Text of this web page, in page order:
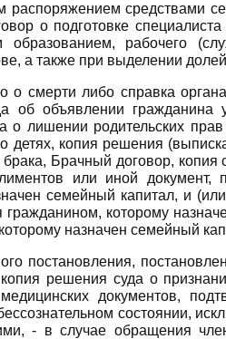
распоряжением средствами
о подготовке
образованием, рабочего
а также при выделении
о смерти либо справка
об объявлении гражданина
о лишении родительских
детях, копия решения
Брачный договор,
или иной документ,
семейный капитал, и
которому
назначен семейный
постановления,
решения суда о
документов,
состоянии,
- в случае обращения